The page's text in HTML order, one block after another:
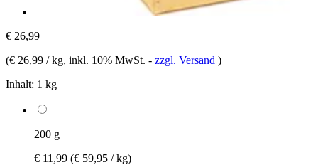
€ 26,99
(€ 26,99 / kg, inkl. 10% MwSt. - zzgl. Versand )
Inhalt: 1 kg
200 g
€ 11,99 (€ 59,95 / kg)